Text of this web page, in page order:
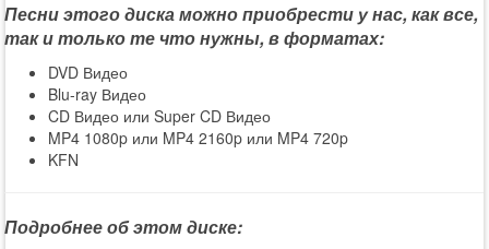
Песни этого диска можно приобрести у нас, как все,
так и только те что нужны, в форматах:
DVD Видео
Blu-ray Видео
CD Видео или Super CD Видео
MP4 1080p или MP4 2160p или MP4 720p
KFN
Подробнее об этом диске: